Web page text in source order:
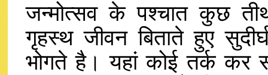
जन्मोत्सव के पश्चात कुछ
गृहस्थ जीवन बिताते हुए
भोगते है। यहां कोई तर्क